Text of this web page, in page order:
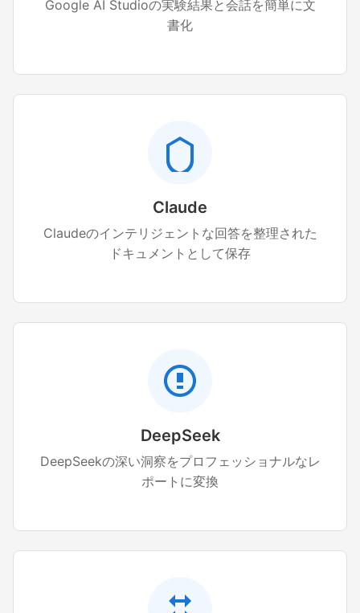
Google AI Studioの実験結果と会話を簡単に文
書化
Claude
Claudeのインテリジェントな回答を整理された
ドキュメントとして保存
DeepSeek
DeepSeekの深い洞察をプロフェッショナルなレ
ポートに変換